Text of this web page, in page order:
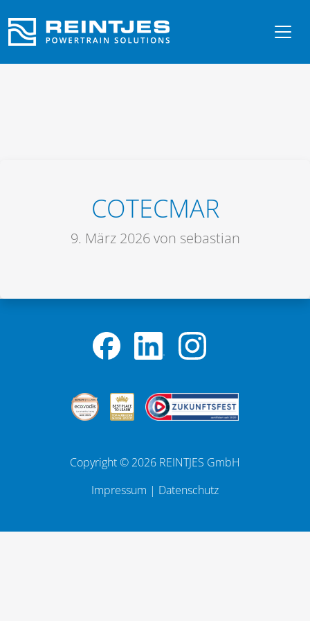
COTECMAR
9. März 2026von sebastian
Copyright © 2026 REINTJES GmbH
Impressum | Datenschutz